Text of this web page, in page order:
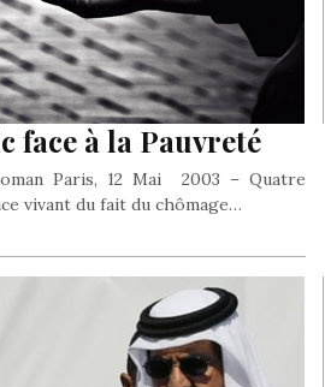
face à la Pauvreté
Paris, 12 Mai 2003 – Quatre
vivant du fait du chômage…